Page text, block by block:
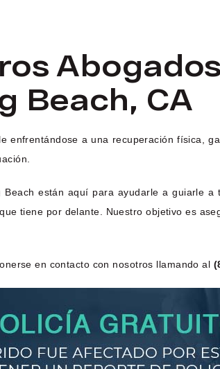
Beach, CA
enfrentándose a una recuperación física,
Beach están aquí para ayudarle a guiarle
tiene por delante. Nuestro objetivo es
en contacto con nosotros llamando al